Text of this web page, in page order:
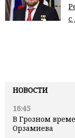
НОВОСТИ
16:45
В Грозном
Орзамиева
с